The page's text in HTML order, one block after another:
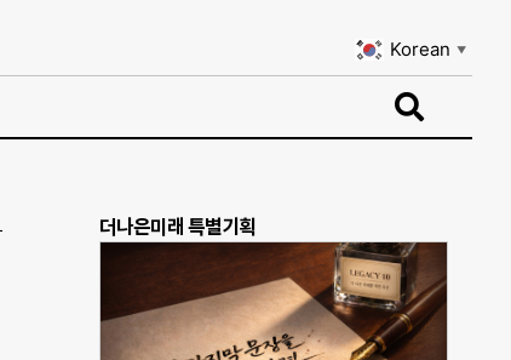
Korean ▼
더나은미래 특별기획